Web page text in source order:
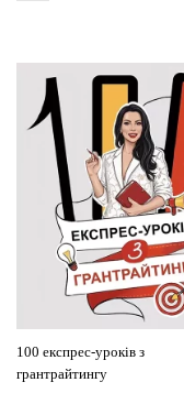
100 експрес-уроків з
грантрайтингу